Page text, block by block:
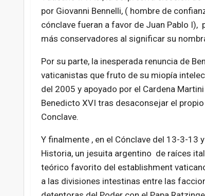
por Giovanni Bennelli, ( hombre de
cónclave fueran a favor de Juan Pablo
más conservadores al significar su
Por su parte, la inesperada renuncia de
vaticanistas que fruto de su miopía
del 2005 y apoyado por el Cardena
Benedicto XVI tras desaconsejar el
Conclave.
Y finalmente , en el Cónclave del 13-3-13
Historia, un jesuita argentino de raíces
teórico favorito del establishment
a las divisiones intestinas entre las